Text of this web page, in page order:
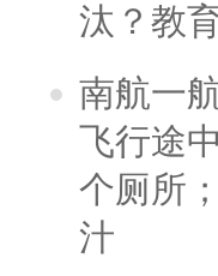
汰？教
南航一
飞行途
个厕所
汁